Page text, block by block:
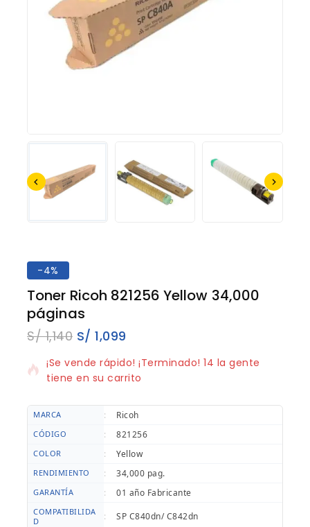
-4%
Toner Ricoh 821256 Yellow 34,000
páginas
S/1,140 S/ 1,099
13 productos vendidos en los últimos 5 horas
¡Se vende rápido! ¡Terminado! 14 la gente
tiene en su carrito
MARCA : Ricoh
CÓDIGO : 821256
COLOR : Yellow
RENDIMIENTO : 34,000 pag.
GARANTÍA : 01 año Fabricante
COMPATIBILIDA
D
: SP C840dn/ C842dn